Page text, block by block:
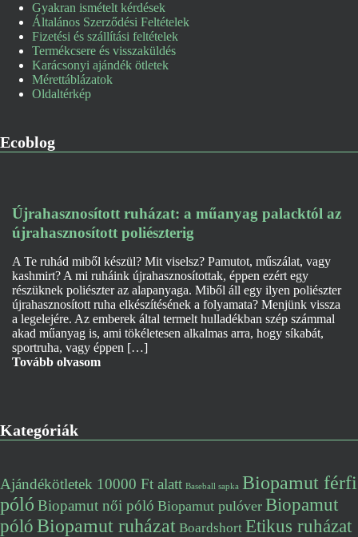
Gyakran ismételt kérdések
Általános Szerződési Feltételek
Fizetési és szállítási feltételek
Termékcsere és visszaküldés
Karácsonyi ajándék ötletek
Mérettáblázatok
Oldaltérkép
Ecoblog
Újrahasznosított ruházat: a műanyag palacktól az
újrahasznosított poliészterig
A Te ruhád miből készül? Mit viselsz? Pamutot, műszálat, vagy
kashmirt? A mi ruháink újrahasznosítottak, éppen ezért egy
részüknek poliészter az alapanyaga. Miből áll egy ilyen poliészter
újrahasznosított ruha elkészítésének a folyamata? Menjünk vissza
a legelejére. Az emberek által termelt hulladékban szép számmal
akad műanyag is, ami tökéletesen alkalmas arra, hogy síkabát,
sportruha, vagy éppen […]
Tovább olvasom
Kategóriák
Ajándékötletek 10000 Ft alatt Baseball sapka Biopamut férfi
póló Biopamut női póló Biopamut pulóver Biopamut
pólóBiopamut ruházat Boardshort Etikus ruházat